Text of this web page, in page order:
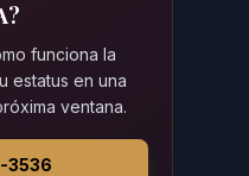
funciona la
estatus en una
ventana.
3536